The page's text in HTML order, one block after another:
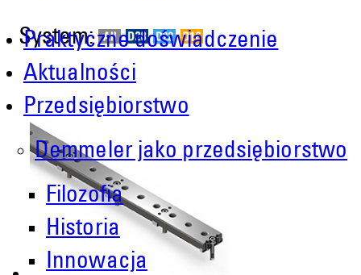
Praktyczne doświadczenie
Aktualności
Przedsiębiorstwo
Demmeler jako przedsiębiorstwo
Filozofia
Historia
Innowacja
System: